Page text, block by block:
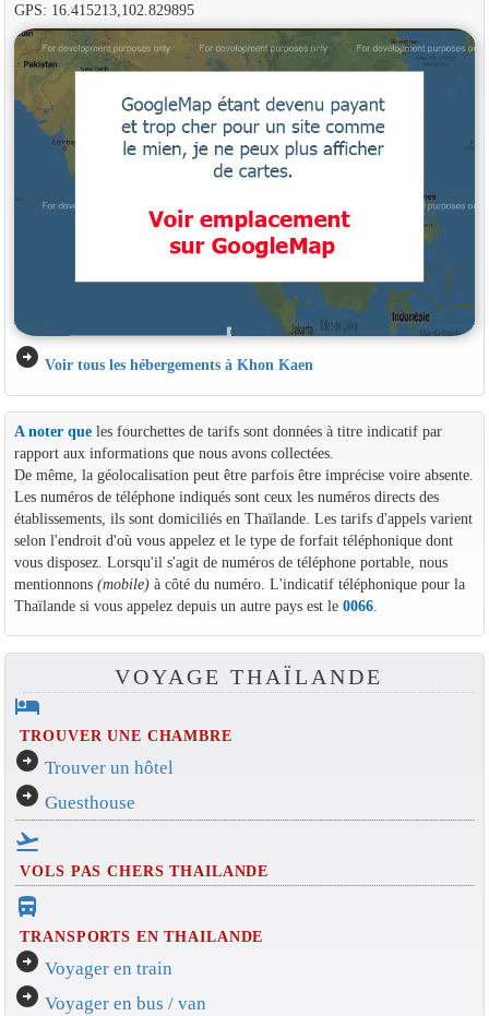
GPS: 16.415213,102.829895
arrow_circle_right Voir tous les hébergements à Khon Kaen
A noter queles fourchettes de tarifs sont données à titre indicatif par
rapport aux informations que nous avons collectées.
De même, la géolocalisation peut être parfois être imprécise voire absente.
Les numéros de téléphone indiqués sont ceux les numéros directs des
établissements, ils sont domiciliés en Thaïlande. Les tarifs d'appels varient
selon l'endroit d'où vous appelez et le type de forfait téléphonique dont
vous disposez. Lorsqu'il s'agit de numéros de téléphone portable, nous
mentionnons (mobile)à côté du numéro. L'indicatif téléphonique pour la
Thaïlande si vous appelez depuis un autre pays est le 0066.
VOYAGE THAÏLANDE
hotel
TROUVER UNE CHAMBRE
arrow_circle_right Trouver un hôtel
arrow_circle_right Guesthouse
flight_takeoff
VOLS PAS CHERS THAILANDE
directions_bus_filled
TRANSPORTS EN THAILANDE
arrow_circle_right Voyager en train
arrow_circle_right Voyager en bus / van